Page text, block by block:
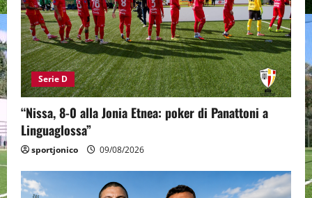
Serie D
“Nissa, 8-0 alla Jonia Etnea: poker di Panattoni a
Linguaglossa”
sportjonico 09/08/2026